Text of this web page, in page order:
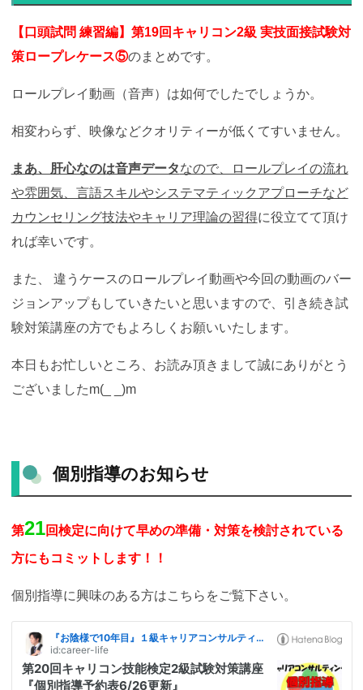
【口頭試問 練習編】第19回キャリコン2級 実技面接試験対
策ロープレケース⑤のまとめです。
ロールプレイ動画（音声）は如何でしたでしょうか。
相変わらず、映像などクオリティーが低くてすいません。
まあ、肝心なのは音声データなので、ロールプレイの流れ
や雰囲気、言語スキルやシステマティックアプローチなど
カウンセリング技法やキャリア理論の習得に役立てて頂け
れば幸いです。
また、 違うケースのロールプレイ動画や今回の動画のバー
ジョンアップもしていきたいと思いますので、引き続き試
験対策講座の方でもよろしくお願いいたします。
本日もお忙しいところ、お読み頂きまして誠にありがとう
ございましたm(_ _)m
個別指導のお知らせ
第21回検定に向けて早めの準備・対策を検討されている
方にもコミットします！！
個別指導に興味のある方はこちらをご覧下さい。